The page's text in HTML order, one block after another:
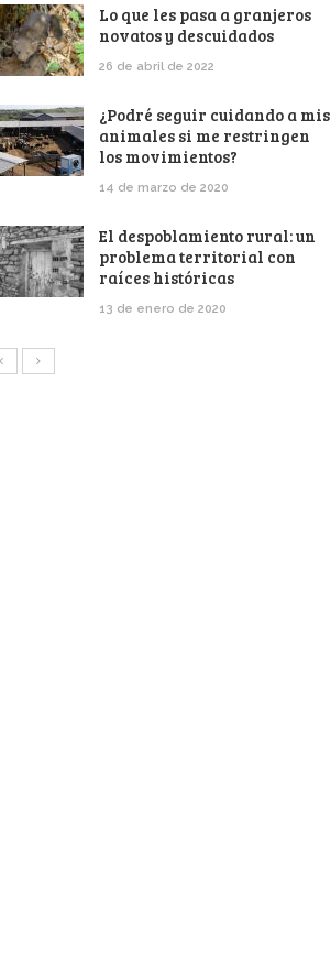
Lo que les pasa a granjeros
novatos y descuidados
26 de abril de 2022
¿Podré seguir cuidando a mis
animales si me restringen
los movimientos?
14 de marzo de 2020
El despoblamiento rural: un
problema territorial con
raíces históricas
13 de enero de 2020